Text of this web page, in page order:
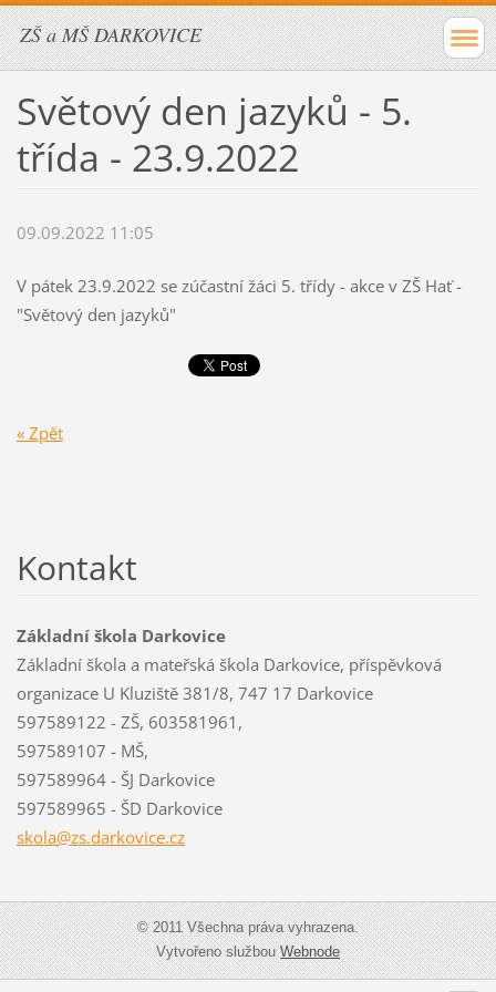
ZŠ a MŠ DARKOVICE
Světový den jazyků - 5.
třída - 23.9.2022
09.09.2022 11:05
V pátek 23.9.2022 se zúčastní žáci 5. třídy - akce v ZŠ Hať -
"Světový den jazyků"
« Zpět
Kontakt
Základní škola Darkovice
Základní škola a mateřská škola Darkovice, příspěvková
organizace U Kluziště 381/8, 747 17 Darkovice
597589122 - ZŠ, 603581961,
597589107 - MŠ,
597589964 - ŠJ Darkovice
597589965 - ŠD Darkovice
skola@zs.darkovice.cz
© 2011 Všechna práva vyhrazena.
Vytvořeno službouWebnode